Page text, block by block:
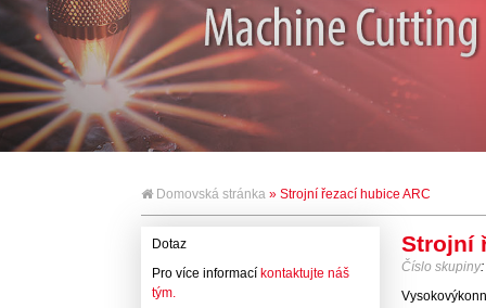
Domovská stránka » Strojní řezací hubice ARC
Dotaz
Pro více informací kontaktujte náš
tým.
Strojní
Číslo skupiny